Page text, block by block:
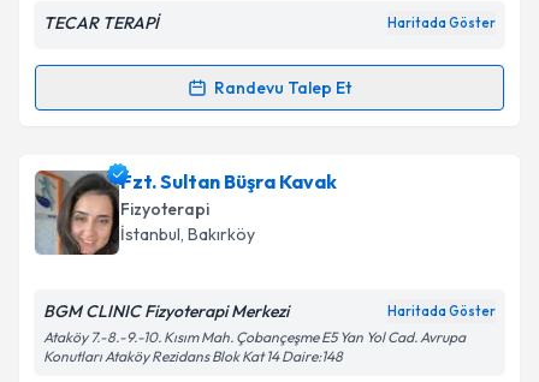
'ni okudum ve kişisel verilerimin belirtilen
kapsamda işlenmesini kabul ediyorum.
Takvim Talebini Gönder
TECAR TERAPİ Haritada Göster
Randevu Talep Et
Randevu Takvimi Talebi
Fzt. Burak Altuniçin randevu takvimi talebi oluşturun.
Size bu uzmandan randevu almanız için bir takvim
hazırlandığında e-posta ile bilgilendireceğiz.
Fzt. Sultan Büşra Kavak
Fizyoterapi
İstanbul, Bakırköy
BGM CLINIC Fizyoterapi Merkezi Haritada Göster
Ataköy 7.-8.-9.-10. Kısım Mah. Çobançeşme E5 Yan Yol Cad. Avrupa
Konutları Ataköy Rezidans Blok Kat 14 Daire:148